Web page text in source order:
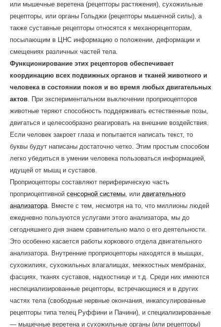
или мышечные веретена (рецепторы растяжения), сухожильные
рецепторы, или органы Гольджи (рецепторы мышечной силы), а
также суставные рецепто­ры относятся к механорецепторам,
посылающим в ЦНС информацию о положении, деформации и
смещениях раз­личных частей тела.
Функционирование этих рецепторов обеспечивает
координацию всех подвижных органов и тканей животного и
человека в состоянии покоя и во время любых двигательных
актов. При экспериментальном выключении проприоцепторов
животные теряют способность поддерживать естественные позы,
двигаться и целесообразно реагировать на внешние воздействия.
Если человек закроет глаза и попытается написать текст, то
буквы будут написаны достаточно четко. Этим простым способом
легко убедиться в умении человека пользоваться информацией,
идущей от мышц и суставов.
Проприоцепторы составляют периферическую часть
проприоцептивной сенсорной системы, или двигательного
анализатора. Вместе с тем, несмотря на то, что миллионы людей
ежедневно пользуются услугами этого анализатора, мы до
сегодняшнего дня знаем сравнительно мало о его деятельности.
Это особенно касается работы коркового отдела двигательного
анализатора. Внутренние проприоцепторы находятся в мышцах,
сухожилиях, сухожильных влагалищах, межкостных мембранах,
фасциях, тканях суставов, надкостнице и т.д. Среди них имеются
неспециализированные рецепторы, встречающиеся и в других
частях тела (свободные нервные окончания, инкапсулированные
рецепторы типа телец Руффини и Пачини), и специализированные
— мышечные веретена и сухожильные органы (или рецепторы)